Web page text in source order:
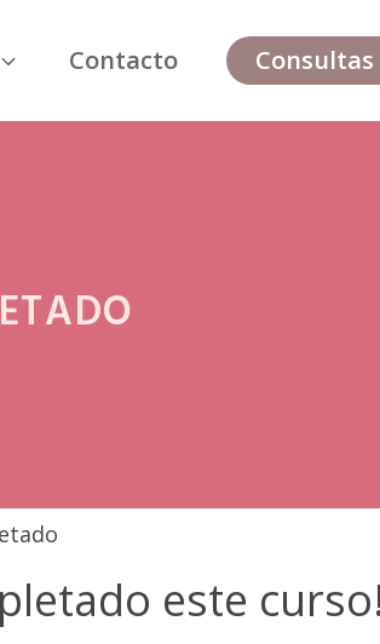
Contacto Consultas
este curso!